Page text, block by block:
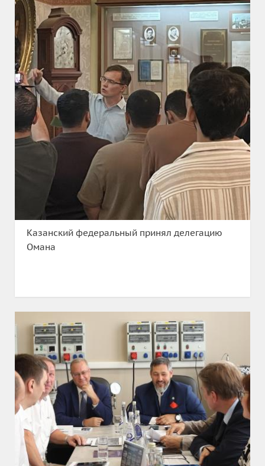
Казанский федеральный принял делегацию
Омана